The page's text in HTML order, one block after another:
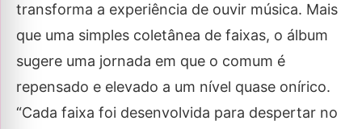
transforma a experiência de ouvir música. Mais
que uma simples coletânea de faixas, o álbum
sugere uma jornada em que o comum é
repensado e elevado a um nível quase onírico.
“Cada faixa foi desenvolvida para despertar no